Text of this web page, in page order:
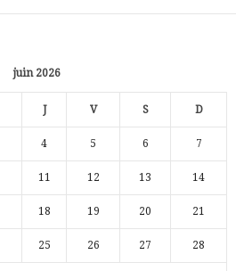
juin 2026
J V S D
4 5 6 7
11 12 13 14
18 19 20 21
25 26 27 28